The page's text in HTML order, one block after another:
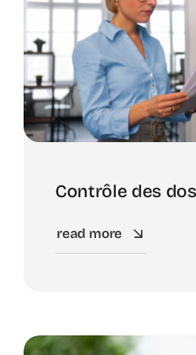
Contrôle des
read more